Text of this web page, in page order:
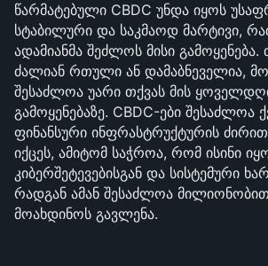
წარმატებული CBDC უნდა იყოს
სტაბილური და საკმაოდ მარტივი,
ადამიანმა შეძლოს მისი გამოყენება.
ძალიან რთული ან დამაბნეველია,
შესაძლოა უარი თქვას მის
გამოყენებაზე. CBDC-ები შესაძლოა
ფინანსური ინფრასტრუქტურის
იქცეს, ამიტომ საჭროა, რომ ისინი
კიბერშეტევებისგან და სისტემური
რადგან ამან შესაძლოა მილიონობით
მოახდინოს გავლენა.